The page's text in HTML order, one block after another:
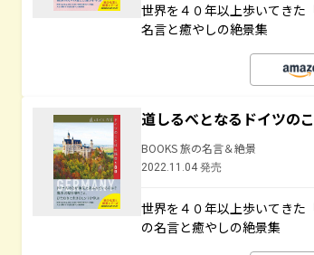
世界を４０年以上歩いてきた
名言と癒やしの絶景集
道しるべとなるドイツの
BOOKS 旅の名言＆絶景
2022.11.04 発売
世界を４０年以上歩いてきた
の名言と癒やしの絶景集